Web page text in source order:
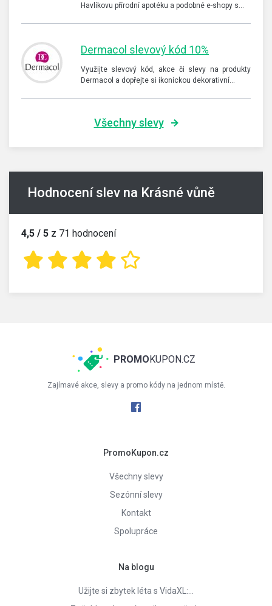
Havlíkovu přírodní apotéku a podobné e-shopy s…
Dermacol slevový kód 10%
Využijte slevový kód, akce či slevy na produkty
Dermacol a dopřejte si ikonickou dekorativní…
Všechny slevy
Hodnocení slev na Krásné vůně
4,5 / 5 z 71 hodnocení
PROMOKUPON.CZ
Zajímavé akce, slevy a promo kódy na jednom místě.
PromoKupon.cz
Všechny slevy
Sezónní slevy
Kontakt
Spolupráce
Na blogu
Užijte si zbytek léta s VidaXL:…